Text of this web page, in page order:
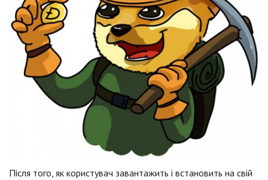
Після того, як користувач завантажить і встановить на свій